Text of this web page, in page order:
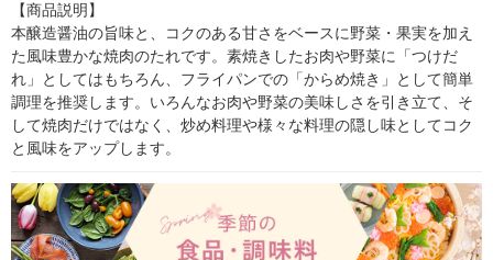
【商品説明】
本醸造醤油の旨味と、コクのある甘さをベースに野菜・果実を加え
た風味豊かな焼肉のたれです。素焼きしたお肉や野菜に「つけだ
れ」としてはもちろん、フライパンでの「からめ焼き」として簡単
調理を推奨します。いろんなお肉や野菜の美味しさを引き立て、そ
して焼肉だけではなく、炒め料理や様々な料理の隠し味としてコク
と風味をアップします。